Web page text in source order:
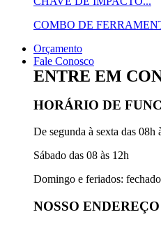
COMBO DE
Orçamento
Fale Conosco
ENTRE EM
HORÁRIO DE
De segunda à sexta das 08h
Sábado das 08 às 12h
Domingo e feriados: fechado
NOSSO ENDEREÇO